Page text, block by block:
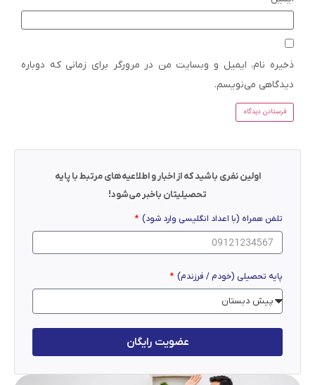
ذخیره نام، ایمیل و وبسایت من در مرورگر برای زمانی که دوباره
دیدگاهی می‌نویسم.
اولین نفری باشید که از اخبار و اطلاعیه‌های مرتبط با پایه
تحصیلیتان باخبر می‌شود!
تلفن همراه (با اعداد انگلیسی وارد شود)
پایه تحصیلی (خودم / فرزندم)
عضویت رایگان